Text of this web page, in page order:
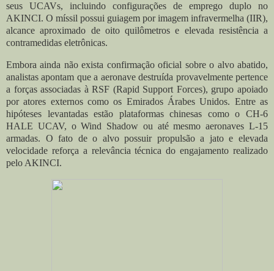
seus UCAVs, incluindo configurações de emprego duplo no
AKINCI. O míssil possui guiagem por imagem infravermelha (IIR),
alcance aproximado de oito quilômetros e elevada resistência a
contramedidas eletrônicas.
Embora ainda não exista confirmação oficial sobre o alvo abatido,
analistas apontam que a aeronave destruída provavelmente pertence
a forças associadas à RSF (Rapid Support Forces), grupo apoiado
por atores externos como os Emirados Árabes Unidos. Entre as
hipóteses levantadas estão plataformas chinesas como o CH-6
HALE UCAV, o Wind Shadow ou até mesmo aeronaves L-15
armadas. O fato de o alvo possuir propulsão a jato e elevada
velocidade reforça a relevância técnica do engajamento realizado
pelo AKINCI.